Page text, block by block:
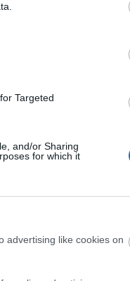
Targeted
and/or Sharing
for which it
advertising like cookies on
mellette
Ebben
sokat
minden
Én
hogy
egy
-
viszont